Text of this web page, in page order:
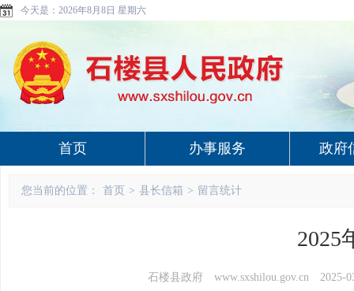
今天是： 2026年8月8日 星期六
首页 办事服务 政府
您当前的位置： 首页 > 县长信箱 > 留言统计
2025
石楼县政府 www.sxshilou.gov.cn 2025-